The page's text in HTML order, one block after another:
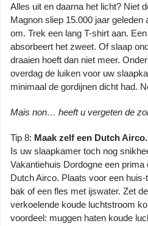
Alles uit en daarna het licht? Niet
Magnon sliep 15.000 jaar geleden
om. Trek een lang T-shirt aan.
absorbeert het zweet. Of slaap
draaien hoeft dan niet meer.
overdag de luiken voor uw
minimaal de gordijnen dicht had.
Mais non… heeft u vergeten de
Tip 8: Maak zelf een Dutch Airco.
Is uw slaapkamer toch nog
Vakantiehuis Dordogne een prima
Dutch Airco. Plaats voor een
bak of een fles met ijswater. Zet
verkoelende koude luchtstroom
voordeel: muggen haten koude